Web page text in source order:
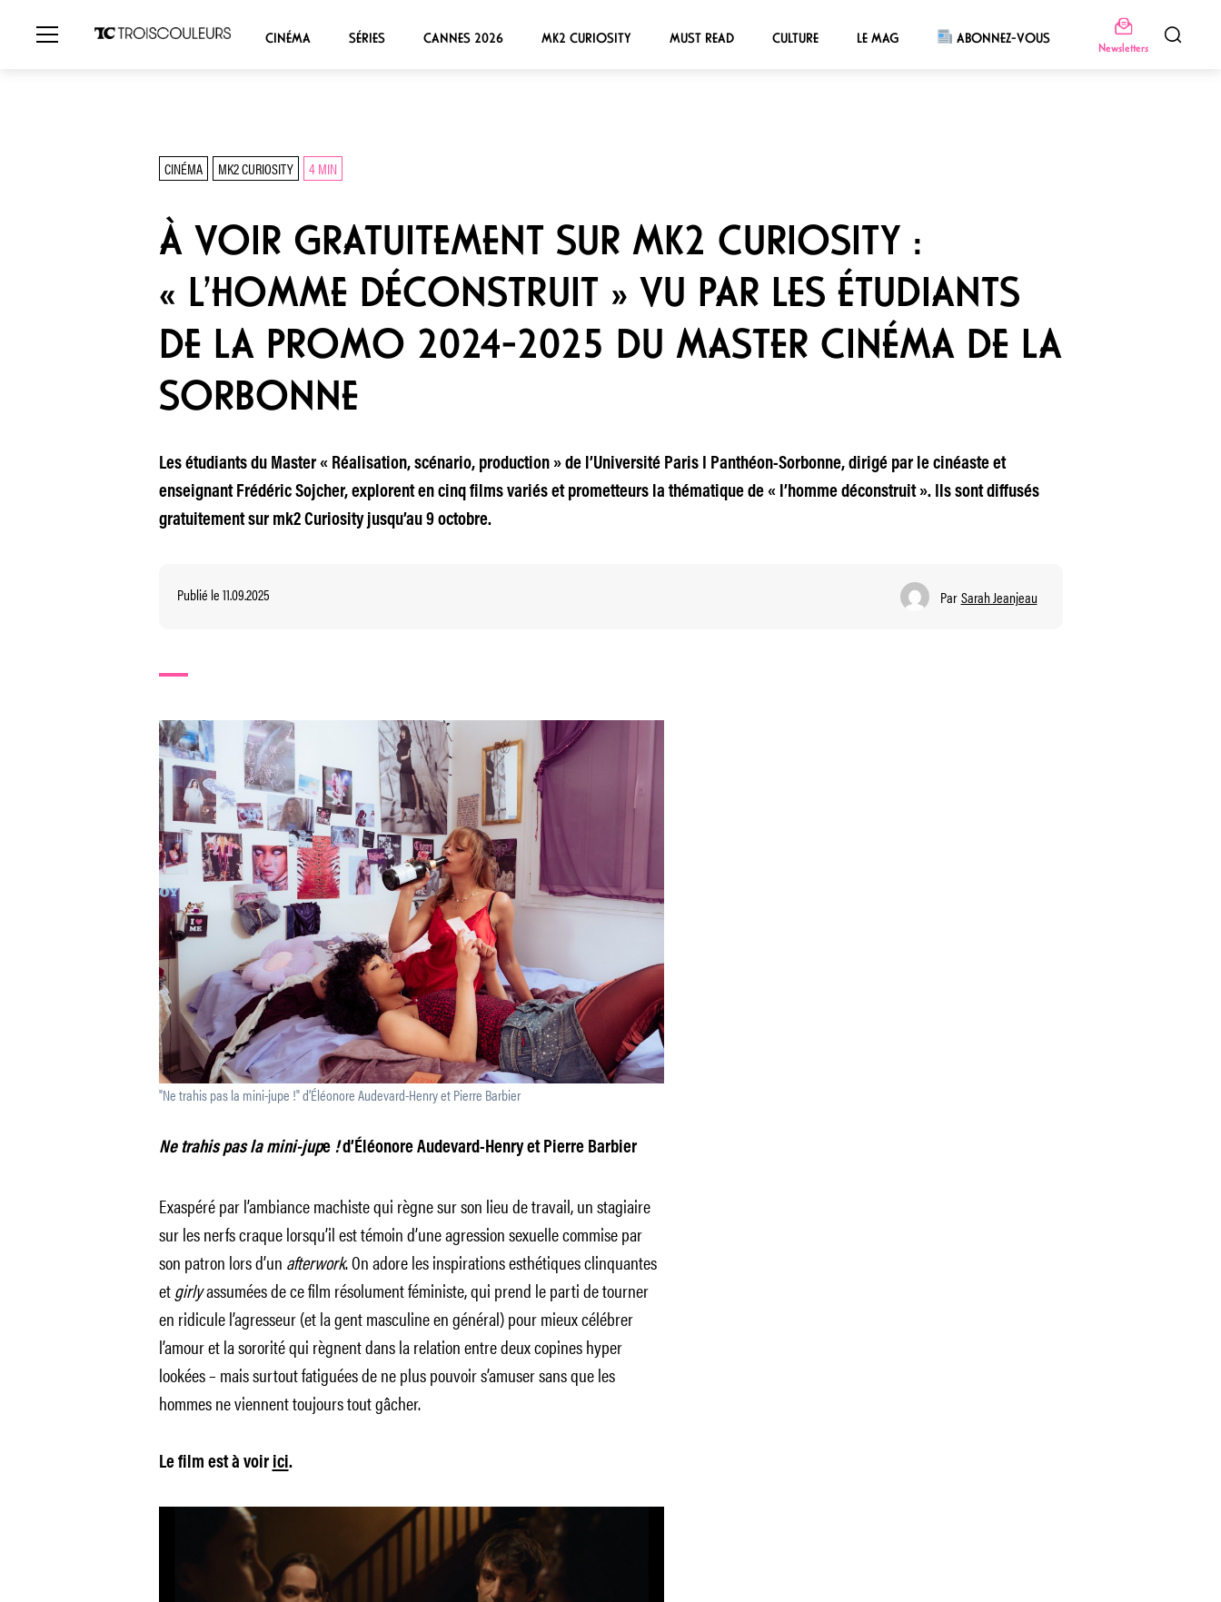
CINÉMA SÉRIES CANNES 2026 MK2 CURIOSITY MUST READ CULTURE LE MAG ABONNEZ-VOUS
Newsletters
CINÉMA MK2 CURIOSITY 4 MIN
À VOIR GRATUITEMENT SUR MK2 CURIOSITY :
« L’HOMME DÉCONSTRUIT » VU PAR LES ÉTUDIANTS
DE LA PROMO 2024-2025 DU MASTER CINÉMA DE LA
SORBONNE
Les étudiants du Master « Réalisation, scénario, production » de l’Université Paris I Panthéon-Sorbonne, dirigé par le cinéaste et
enseignant Frédéric Sojcher, explorent en cinq films variés et prometteurs la thématique de « l’homme déconstruit ». Ils sont diffusés
gratuitement sur mk2 Curiosity jusqu’au 9 octobre.
Publié le 11.09.2025 Par Sarah Jeanjeau
"Ne trahis pas la mini-jupe !" d’Éléonore Audevard-Henry et Pierre Barbier
Ne trahis pas la mini-jupe !d’Éléonore Audevard-Henry et Pierre Barbier
Exaspéré par l’ambiance machiste qui règne sur son lieu de travail, un stagiaire
sur les nerfs craque lorsqu’il est témoin d’une agression sexuelle commise par
son patron lors d’un afterwork. On adore les inspirations esthétiques clinquantes
etgirlyassumées de ce film résolument féministe, qui prend le parti de tourner
en ridicule l’agresseur (et la gent masculine en général) pour mieux célébrer
l’amour et la sororité qui règnent dans la relation entre deux copines hyper
lookées – mais surtout fatiguées de ne plus pouvoir s’amuser sans que les
hommes ne viennent toujours tout gâcher.
Le film est à voir ici.